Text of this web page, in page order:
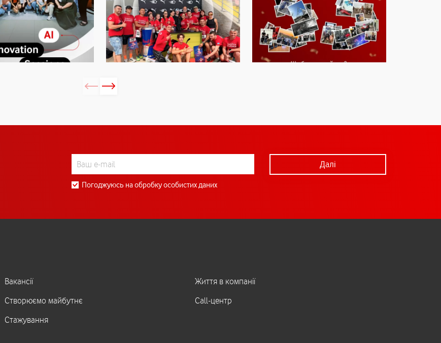
Далі
Погоджуюсь на обробку особистих даних
Вакансії
Життя в компанії
Створюємо майбутнє
Call-центр
Стажування